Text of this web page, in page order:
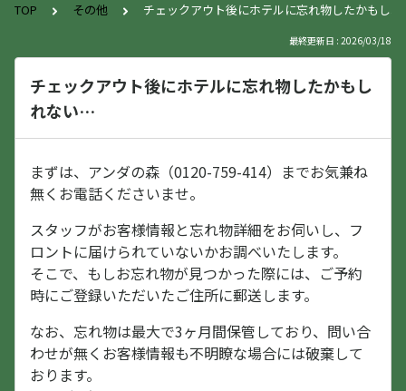
TOP その他 チェックアウト後にホテルに忘れ物したかもし
最終更新日 : 2026/03/18
チェックアウト後にホテルに忘れ物したかもし
れない…
まずは、アンダの森（0120-759-414）までお気兼ね
無くお電話くださいませ。
スタッフがお客様情報と忘れ物詳細をお伺いし、フ
ロントに届けられていないかお調べいたします。
そこで、もしお忘れ物が見つかった際には、ご予約
時にご登録いただいたご住所に郵送します。
なお、忘れ物は最大で3ヶ月間保管しており、問い合
わせが無くお客様情報も不明瞭な場合には破棄して
おります。